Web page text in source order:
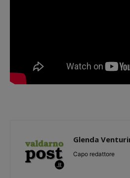
Glenda
Capo redattore